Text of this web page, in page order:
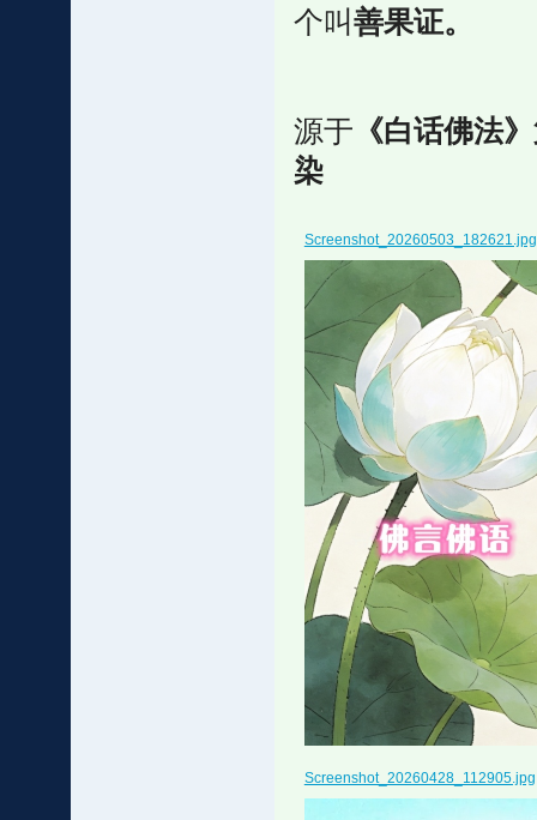
个叫善果证。
源于 《白话佛法
染
Screenshot_20260503_182621.jpg
Screenshot_20260428_112905.jpg